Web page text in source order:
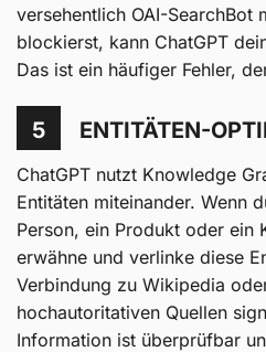
versehentlich OAI-SearchBot
blockierst, kann ChatGPT
Das ist ein häufiger Fehler,
5 ENTITÄTEN-
ChatGPT nutzt Knowledge
Entitäten miteinander. Wenn
Person, ein Produkt oder ein
erwähne und verlinke diese
Verbindung zu Wikipedia
hochautoritativen Quellen
Information ist überprüfbar